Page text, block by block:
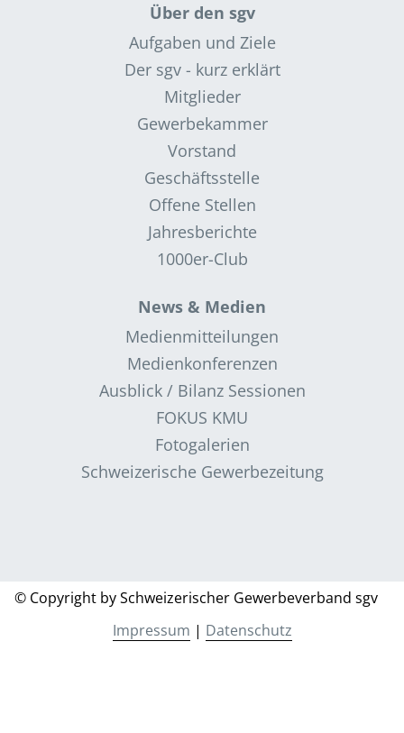
Über den sgv
Aufgaben und Ziele
Der sgv - kurz erklärt
Mitglieder
Gewerbekammer
Vorstand
Geschäftsstelle
Offene Stellen
Jahresberichte
1000er-Club
News & Medien
Medienmitteilungen
Medienkonferenzen
Ausblick / Bilanz Sessionen
FOKUS KMU
Fotogalerien
Schweizerische Gewerbezeitung
© Copyright by Schweizerischer Gewerbeverband sgv
Impressum | Datenschutz